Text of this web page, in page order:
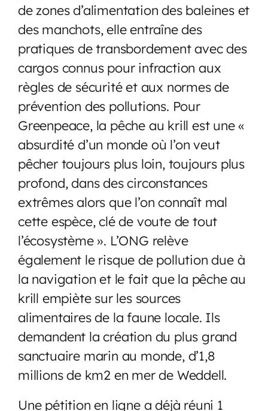
de zones d’alimentation des baleines et
des manchots, elle entraîne des
pratiques de transbordement avec des
cargos connus pour infraction aux
règles de sécurité et aux normes de
prévention des pollutions. Pour
Greenpeace, la pêche au krill est une «
absurdité d’un monde où l’on veut
pêcher toujours plus loin, toujours plus
profond, dans des circonstances
extrêmes alors que l’on connaît mal
cette espèce, clé de voute de tout
l’écosystème ». L’ONG relève
également le risque de pollution due à
la navigation et le fait que la pêche au
krill empiète sur les sources
alimentaires de la faune locale. Ils
demandent la création du plus grand
sanctuaire marin au monde, d’1,8
millions de km2 en mer de Weddell.
Une pétition en ligne a déjà réuni 1